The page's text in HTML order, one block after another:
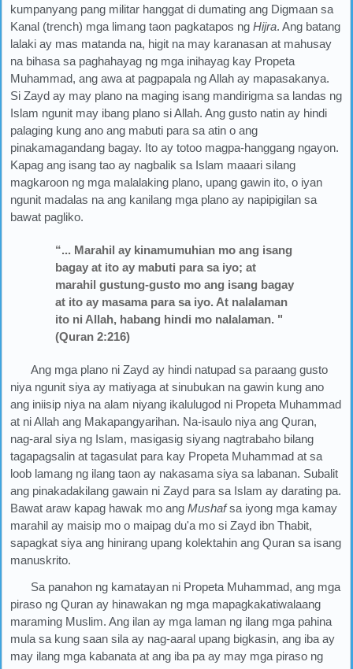
kumpanyang pang militar hanggat di dumating ang Digmaan sa
Kanal (trench) mga limang taon pagkatapos ng Hijra. Ang batang
lalaki ay mas matanda na, higit na may karanasan at mahusay
na bihasa sa paghahayag ng mga inihayag kay Propeta
Muhammad, ang awa at pagpapala ng Allah ay mapasakanya.
Si Zayd ay may plano na maging isang mandirigma sa landas ng
Islam ngunit may ibang plano si Allah. Ang gusto natin ay hindi
palaging kung ano ang mabuti para sa atin o ang
pinakamagandang bagay. Ito ay totoo magpa-hanggang ngayon.
Kapag ang isang tao ay nagbalik sa Islam maaari silang
magkaroon ng mga malalaking plano, upang gawin ito, o iyan
ngunit madalas na ang kanilang mga plano ay napipigilan sa
bawat pagliko.
“... Marahil ay kinamumuhian mo ang isang
bagay at ito ay mabuti para sa iyo; at
marahil gustung-gusto mo ang isang bagay
at ito ay masama para sa iyo. At nalalaman
ito ni Allah, habang hindi mo nalalaman. "
(Quran 2:216)
Ang mga plano ni Zayd ay hindi natupad sa paraang gusto
niya ngunit siya ay matiyaga at sinubukan na gawin kung ano
ang iniisip niya na alam niyang ikalulugod ni Propeta Muhammad
at ni Allah ang Makapangyarihan. Na-isaulo niya ang Quran,
nag-aral siya ng Islam, masigasig siyang nagtrabaho bilang
tagapagsalin at tagasulat para kay Propeta Muhammad at sa
loob lamang ng ilang taon ay nakasama siya sa labanan. Subalit
ang pinakadakilang gawain ni Zayd para sa Islam ay darating pa.
Bawat araw kapag hawak mo ang Mushafsa iyong mga kamay
marahil ay maisip mo o maipag du'a mo si Zayd ibn Thabit,
sapagkat siya ang hinirang upang kolektahin ang Quran sa isang
manuskrito.
Sa panahon ng kamatayan ni Propeta Muhammad, ang mga
piraso ng Quran ay hinawakan ng mga mapagkakatiwalaang
maraming Muslim. Ang ilan ay mga laman ng ilang mga pahina
mula sa kung saan sila ay nag-aaral upang bigkasin, ang iba ay
may ilang mga kabanata at ang iba pa ay may mga piraso ng